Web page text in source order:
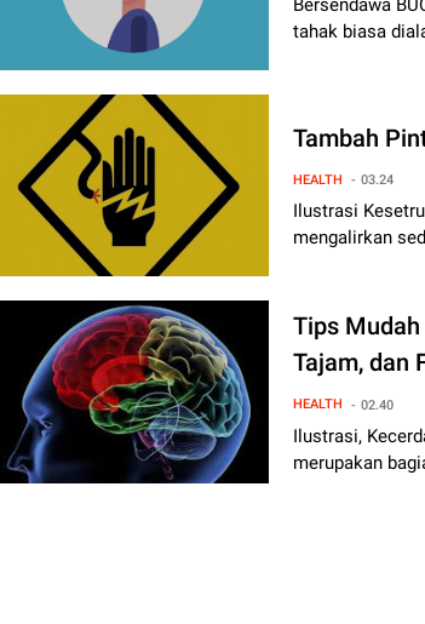
tahak biasa
Tambah
HEALTH 03.24
Ilustrasi
mengalirkan
Tips
Tajam, dan
HEALTH 02.40
Ilustrasi,
merupakan